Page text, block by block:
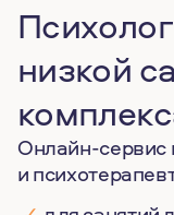
низкой
Онлайн-сервис
и